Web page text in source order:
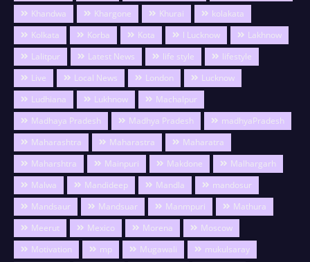
Khandwa
Khargone Khurai
kolakata
Kolkata
Korba Kota l Lucknow
Lakhnow
Lalitpur
Latest News life style
lifestyle
Live
Local News London
Lucknow
Ludhiana
Lukhnow
Machalpur
Madhaya Pradesh
Madhya Pradesh
madhyaPradesh
Maharashtra
Maharastra
Maharatra
Maharshtra
Mainpuri Makdone
Malhargarh
Malwa
Mandideep Mandla
mandosur
Mandsaur
Mandsuar Manmpuri
Mathura
Meerut
Mexico Morena
Moscow
Motivation
mp Mugawali
mukulsaray